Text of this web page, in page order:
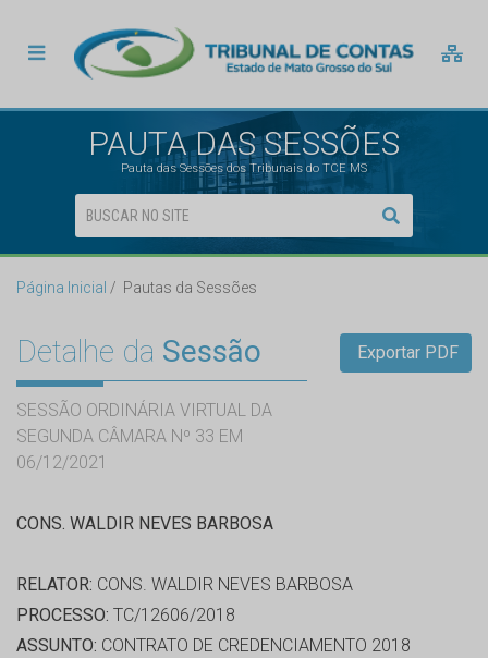
PAUTA DAS SESSÕES
Pauta das Sessões dos Tribunais do TCE MS
Página Inicial Pautas da Sessões
Detalhe da Sessão
SESSÃO ORDINÁRIA VIRTUAL DA
SEGUNDA CÂMARA Nº 33 EM
06/12/2021
Exportar PDF
CONS. WALDIR NEVES BARBOSA
RELATOR: CONS. WALDIR NEVES BARBOSA
PROCESSO: TC/12606/2018
ASSUNTO: CONTRATO DE CREDENCIAMENTO 2018